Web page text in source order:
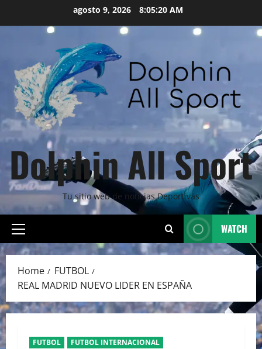
agosto 9, 2026 8:05:21 AM
Dolphin All Sport
Tu sitio web de noticias Deportivas
Primary
Menu
WATCH
Home
FUTBOL
REAL MADRID NUEVO LIDER EN ESPAÑA
FUTBOL FUTBOL INTERNACIONAL